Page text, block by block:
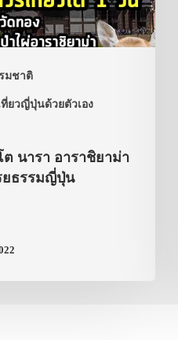
มชาติ
ที่ยวญี่ปุ่นด้วยตัวเอง
ต นารา อาราชิยาม่า
ยธรรมญี่ปุ่น